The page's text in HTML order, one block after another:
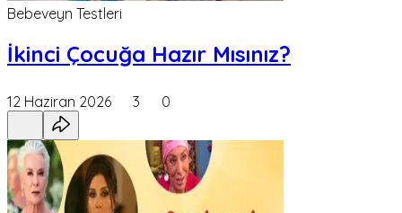
Bebeveyn Testleri
İkinci Çocuğa Hazır Mısınız?
12 Haziran 2026 3 0